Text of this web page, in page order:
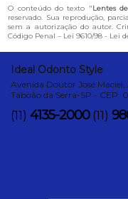
O conteúdo do texto "Lentes
reservado. Sua reprodução,
sem a autorização do autor.
Código Penal – Lei 9610/98 - Lei
Ideal Odonto Style
Avenida Doutor José
Taboão da Serra-SP - CEP:
(11) 4135-2000 (11)